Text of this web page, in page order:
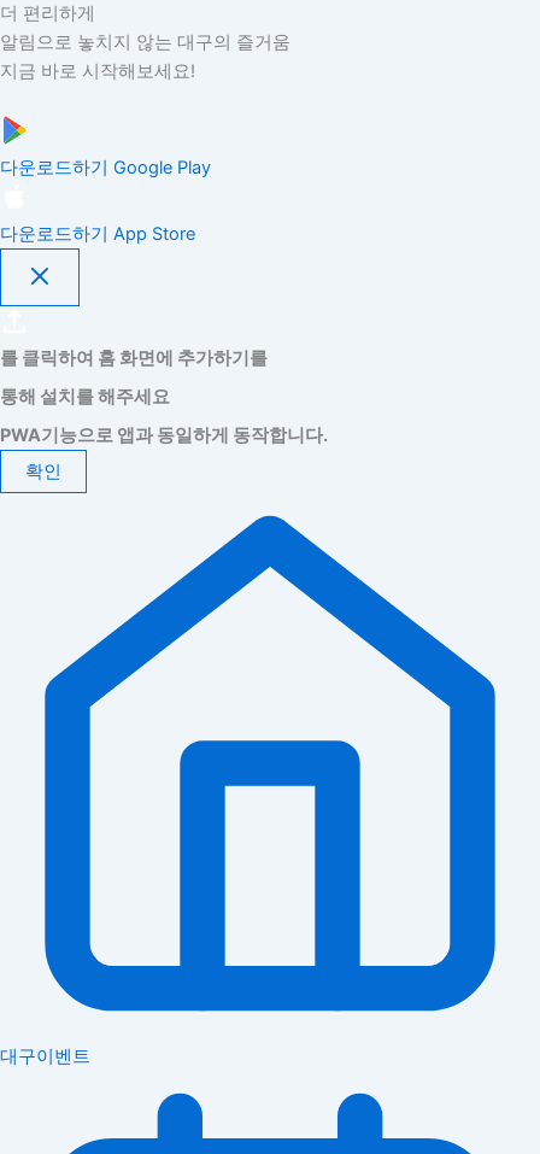
더 편리하게
알림으로 놓치지 않는 대구의 즐거움
지금 바로 시작해보세요!
다운로드하기 Google Play
다운로드하기 App Store
를 클릭하여 홈 화면에 추가하기를
통해 설치를 해주세요
PWA기능으로 앱과 동일하게 동작합니다.
확인
대구이벤트